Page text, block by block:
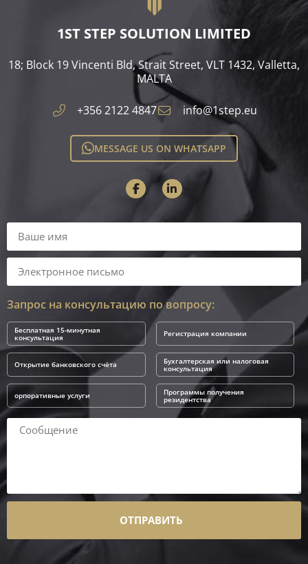
1ST STEP SOLUTION LIMITED
18; Block 19 Vincenti Bld, Strait Street, VLT 1432, Valletta,
MALTA​
+356 2122 4847 info@1step.eu
MESSAGE US ON WHATSAPP
Запрос на консультацию по вопросу:
Бесплатная 15-минутная
консультация Регистрация компании
Открытие банковского счёта Бухгалтерская или налоговая
консультация
орпоративные услуги Программы получения
резидентства
ОТПРАВИТЬ